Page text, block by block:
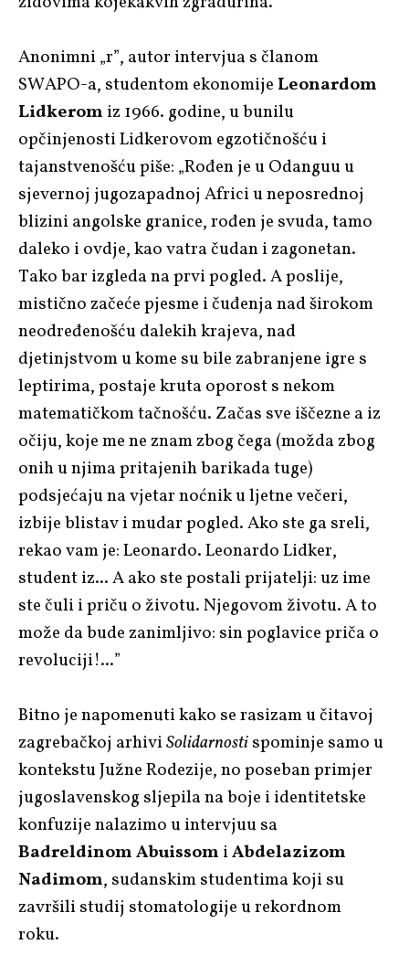
Anonimni „r”, autor intervjua s članom
SWAPO-a, studentom ekonomije Leonardom
Lidkerom iz 1966. godine, u bunilu
opčinjenosti Lidkerovom egzotičnošću i
tajanstvenošću piše: „Rođen je u Odanguu u
sjevernoj jugozapadnoj Africi u neposrednoj
blizini angolske granice, rođen je svuda, tamo
daleko i ovdje, kao vatra čudan i zagonetan.
Tako bar izgleda na prvi pogled. A poslije,
mistično začeće pjesme i čuđenja nad širokom
neodređenošću dalekih krajeva, nad
djetinjstvom u kome su bile zabranjene igre s
leptirima, postaje kruta oporost s nekom
matematičkom tačnošću. Začas sve iščezne a iz
očiju, koje me ne znam zbog čega (možda zbog
onih u njima pritajenih barikada tuge)
podsjećaju na vjetar noćnik u ljetne večeri,
izbije blistav i mudar pogled. Ako ste ga sreli,
rekao vam je: Leonardo. Leonardo Lidker,
student iz... A ako ste postali prijatelji: uz ime
ste čuli i priču o životu. Njegovom životu. A to
može da bude zanimljivo: sin poglavice priča o
revoluciji!...”
Bitno je napomenuti kako se rasizam u čitavoj
zagrebačkoj arhiviSolidarnostispominje samo u
kontekstu Južne Rodezije, no poseban primjer
jugoslavenskog sljepila na boje i identitetske
konfuzije nalazimo u intervjuu sa
Badreldinom Abuissom iAbdelazizom
Nadimom, sudanskim studentima koji su
završili studij stomatologije u rekordnom
roku.